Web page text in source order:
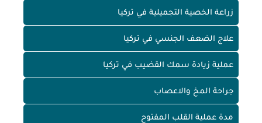
زراعة الخصية التجميلية في تركيا
علاج الضعف الجنسي في تركيا
عملية زيادة سمك القضيب في تركيا
جراحة المخ والاعصاب
مدة عملية القلب المفتوح